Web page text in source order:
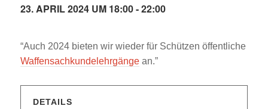
23. APRIL 2024 UM 18:00-22:00
“Auch 2024 bieten wir wieder für Schützen öffentliche
Waffensachkundelehrgängean.”
DETAILS